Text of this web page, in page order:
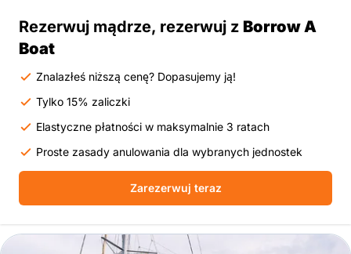
Rezerwuj mądrze, rezerwuj z Borrow A
Boat
Znalazłeś niższą cenę? Dopasujemy ją!
Tylko 15% zaliczki
Elastyczne płatności w maksymalnie 3 ratach
Proste zasady anulowania dla wybranych jednostek
Zarezerwuj teraz